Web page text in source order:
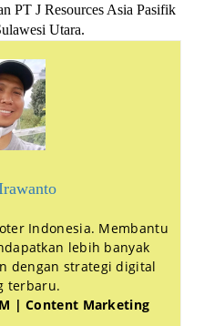
PT J Resources Asia Pasifik
Utara.
Indonesia. Membantu
lebih banyak
dengan strategi digital
terbaru.
| Content Marketing